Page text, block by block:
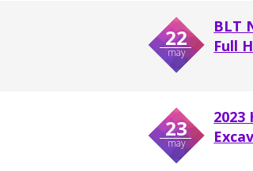
22
may
BLT
Full
23
may